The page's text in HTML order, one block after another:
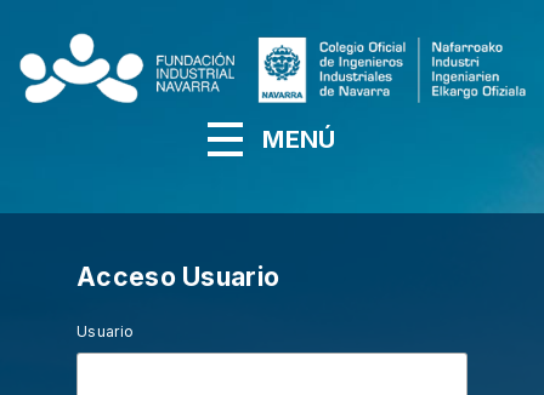
MENÚ
Acceso Usuario
Usuario